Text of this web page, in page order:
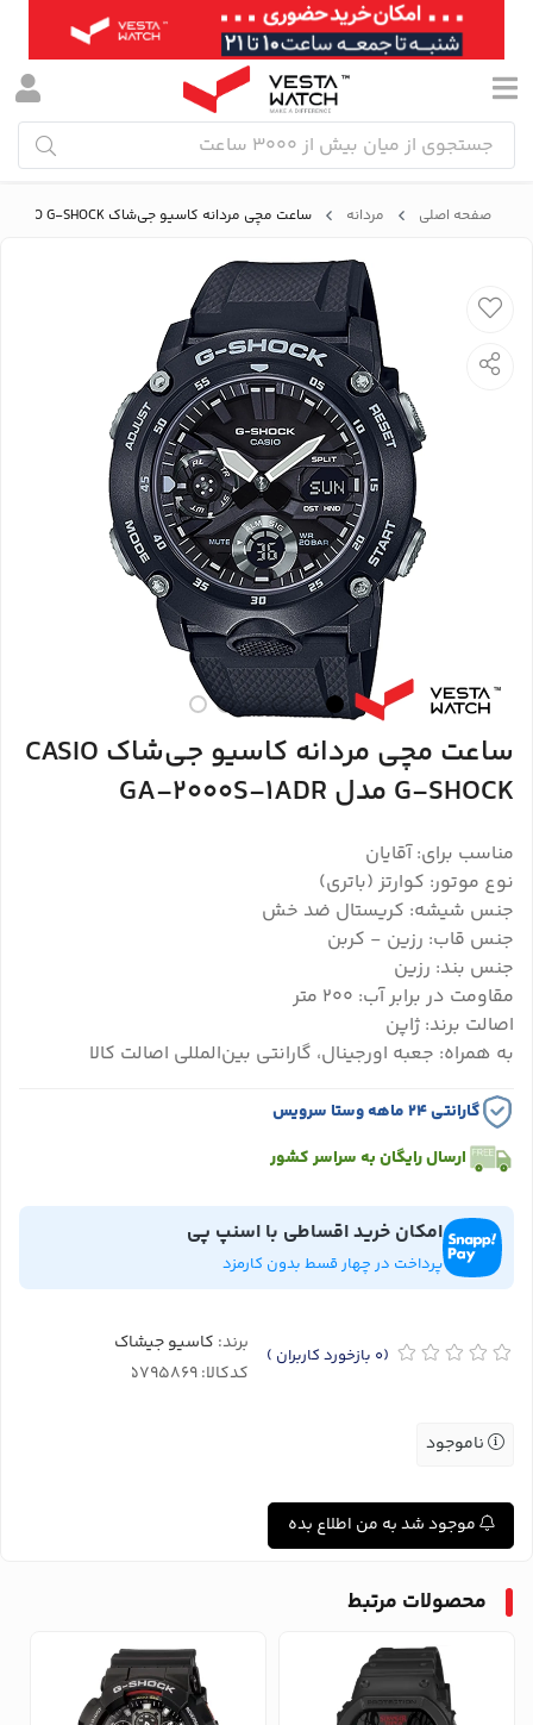
صفحه اصلی مردانه ساعت مچی مردانه کاسیو جی‌شاک CASIO G-SHOCK مدل GA-2000S-1ADR
ساعت مچی مردانه کاسیو جی‌شاک CASIO
G-SHOCK مدل GA-2000S-1ADR
مناسب برای: آقایان
نوع موتور: کوارتز (باتری)
جنس شیشه: کریستال ضد خش
جنس قاب: رزین - کربن
جنس بند: رزین
مقاومت در برابر آب: ۲۰۰ متر
اصالت برند: ژاپن
به همراه: جعبه اورجینال، گارانتی بین‌المللی اصالت کالا
گارانتی ۲۴ ماهه وستا سرویس
ارسال رایگان به سراسر کشور
امکان خرید اقساطی با اسنپ پی
پرداخت در چهار قسط بدون کارمزد
(0 بازخورد کاربران ) برند: کاسیو جیشاک
کدکالا:
ناموجود
موجود شد به من اطلاع بده
محصولات مرتبط